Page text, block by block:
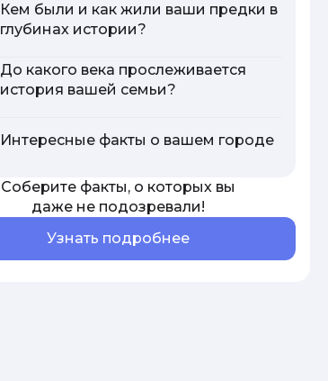
Кем были и как жили ваши предки в
глубинах истории?
До какого века прослеживается
история вашей семьи?
Интересные факты о вашем городе
Соберите факты, о которых вы
даже не подозревали!
Узнать подробнее